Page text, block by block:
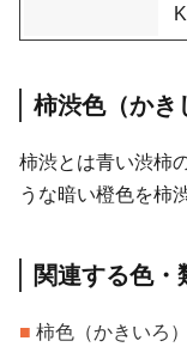
柿渋色（かき
柿渋とは青い渋柿
うな暗い橙色を柿
関連する色・
■ 柿色（かきいろ